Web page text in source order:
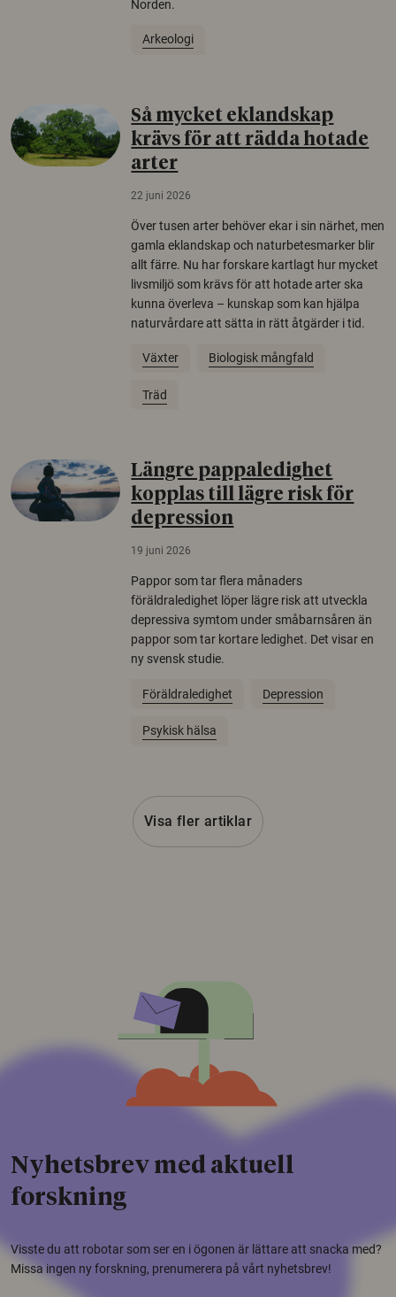
Norden.
Arkeologi
Så mycket eklandskap
krävs för att rädda hotade
arter
22 juni 2026
Över tusen arter behöver ekar i sin närhet, men
gamla eklandskap och naturbetesmarker blir
allt färre. Nu har forskare kartlagt hur mycket
livsmiljö som krävs för att hotade arter ska
kunna överleva – kunskap som kan hjälpa
naturvårdare att sätta in rätt åtgärder i tid.
Växter Biologisk mångfald
Träd
Längre pappaledighet
kopplas till lägre risk för
depression
19 juni 2026
Pappor som tar flera månaders
föräldraledighet löper lägre risk att utveckla
depressiva symtom under småbarnsåren än
pappor som tar kortare ledighet. Det visar en
ny svensk studie.
Föräldraledighet Depression
Psykisk hälsa
Visa fler artiklar
Nyhetsbrev med aktuell
forskning
Visste du att robotar som ser en i ögonen är lättare att snacka med?
Missa ingen ny forskning, prenumerera på vårt nyhetsbrev!